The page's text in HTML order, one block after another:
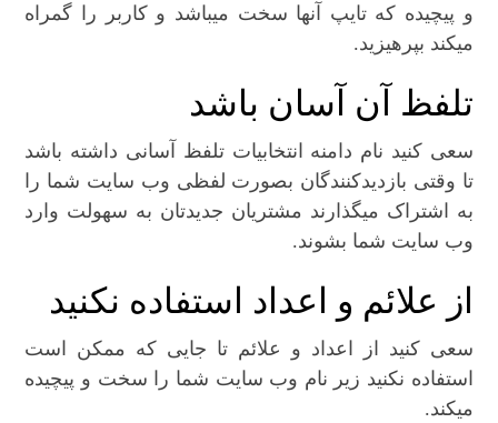
و پیچیده که تایپ آنها سخت میباشد و کاربر را گمراه
میکند بپرهیزید.
تلفظ آن آسان باشد
سعی کنید نام دامنه انتخابیات تلفظ آسانی داشته باشد
تا وقتی بازدیدکنندگان بصورت لفظی وب سایت شما را
به اشتراک میگذارند مشتریان جدیدتان به سهولت وارد
وب سایت شما بشوند.
از علائم و اعداد استفاده نکنید
سعی کنید از اعداد و علائم تا جایی که ممکن است
استفاده نکنید زیر نام وب سایت شما را سخت و پیچیده
میکند.